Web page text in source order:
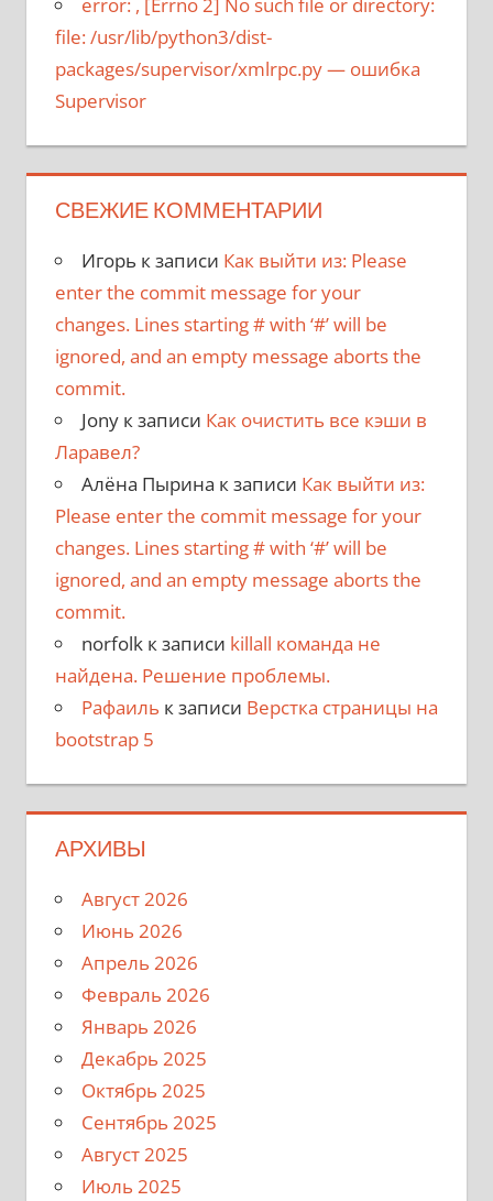
file: /usr/lib/python3/dist-
packages/supervisor/xmlrpc.py— ошибка
Supervisor
СВЕЖИЕ КОММЕНТАРИИ
Игорь к записи Как выйти из: Please
enter the commit message for your
changes. Lines starting # with ‘#’ will be
ignored, and an empty message aborts the
commit.
Jonyк записи Как очистить все кэши в
Ларавел?
Алёна Пырина к записи Как выйти из:
Please enter the commit message for your
changes. Lines starting # with ‘#’ will be
ignored, and an empty message aborts the
commit.
norfolkк записи killall команда не
найдена. Решение проблемы.
Рафаиль к записи Верстка страницы на
bootstrap 5
АРХИВЫ
Август 2026
Июнь 2026
Апрель 2026
Февраль 2026
Январь 2026
Декабрь 2025
Октябрь 2025
Сентябрь 2025
Август 2025
Июль 2025